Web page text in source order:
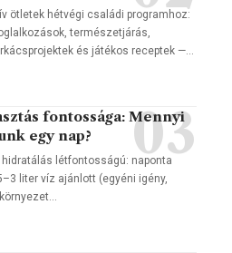
ötletek hétvégi családi programhoz:
természetjárás,
és játékos receptek —…
fontossága: Mennyi
egy nap?
létfontosságú: naponta
liter víz ajánlott (egyéni igény,